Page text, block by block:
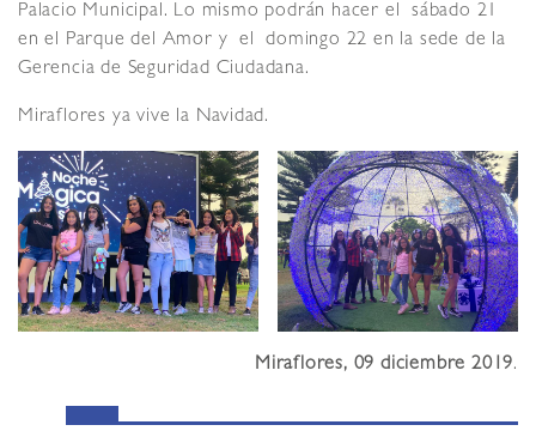
Palacio Municipal. Lo mismo podrán hacer el sábado 21
en el Parque del Amor y el domingo 22 en la sede de la
Gerencia de Seguridad Ciudadana.
Miraflores ya vive la Navidad.
Miraflores, 09 diciembre 2019.